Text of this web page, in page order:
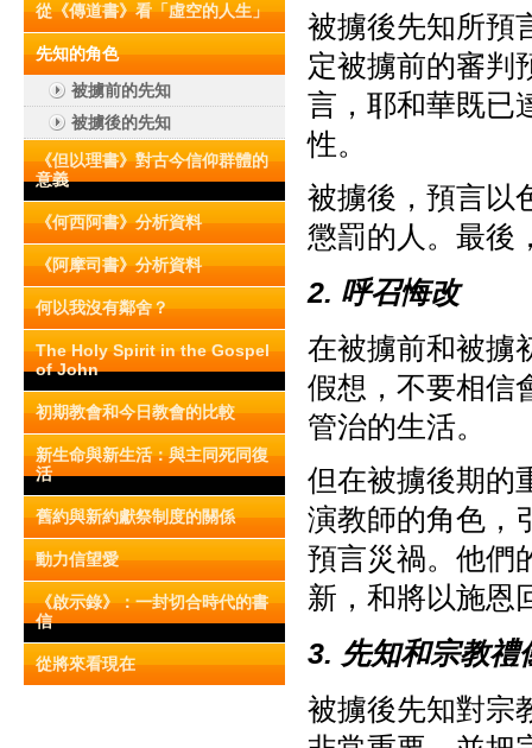
從《傳道書》看「虛空的人生」
先知的角色
被擄前的先知
被擄後的先知
《但以理書》對古今信仰群體的
意義
《何西阿書》分析資料
《阿摩司書》分析資料
何以我沒有鄰舍？
The Holy Spirit in the Gospel
of John
初期教會和今日教會的比較
新生命與新生活：與主同死同復
活
舊約與新約獻祭制度的關係
動力信望愛
《啟示錄》：一封切合時代的書
信
從將來看現在
被擄後先知所預
定被擄前的審判
言，耶和華既已
性。
被擄後，預言以
懲罰的人。最後
2. 呼召悔改
在被擄前和被擄
假想，不要相信
管治的生活。
但在被擄後期的
演教師的角色，
預言災禍。他們
新，和將以施恩
3. 先知和宗教禮
被擄後先知對宗